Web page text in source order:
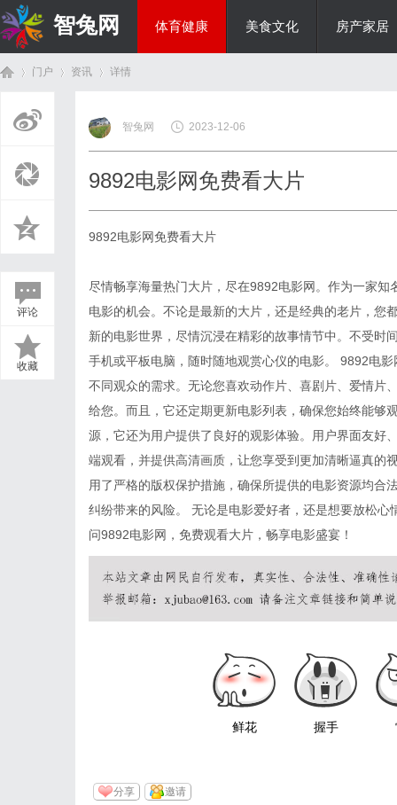
智兔网 体育健康 美食文化 房产家居
门户 资讯
›
详情
评论
收藏
智兔网 2023-12-06
9892电影网免费看大片
9892电影网免费看大片
尽情畅享海量热门大片，尽在9892电影网。作为一家
电影的机会。不论是最新的大片，还是经典的老片，您
新的电影世界，尽情沉浸在精彩的故事情节中。不受时
手机或平板电脑，随时随地观赏心仪的电影。 9892电
不同观众的需求。无论您喜欢动作片、喜剧片、爱情片
给您。而且，它还定期更新电影列表，确保您始终能够
源，它还为用户提供了良好的观影体验。用户界面友好
端观看，并提供高清画质，让您享受到更加清晰逼真的
用了严格的版权保护措施，确保所提供的电影资源均合
纠纷带来的风险。 无论是电影爱好者，还是想要放松
问9892电影网，免费观看大片，畅享电影盛宴！
鲜花 握手
分享 邀请